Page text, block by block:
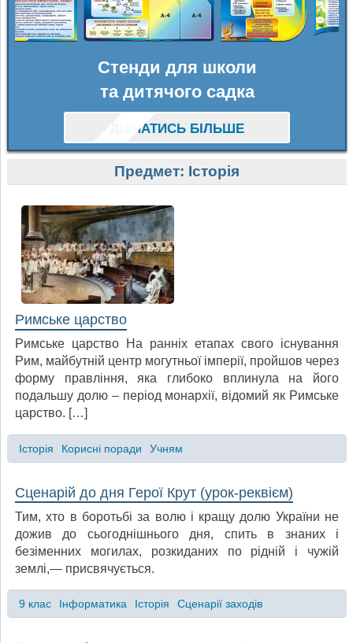
Стенди для школи
та дитячого садка
ДІЗНАТИСЬ БІЛЬШЕ
Предмет: Історія
Римське царство
Римське царство На ранніх етапах свого існування
Рим, майбутній центр могутньої імперії, пройшов через
форму правління, яка глибоко вплинула на його
подальшу долю – період монархії, відомий як Римське
царство. […]
Історія Корисні поради Учням
Сценарій до дня Герої Крут (урок-реквієм)
Тим, хто в боротьбі за волю і кращу долю України не
дожив до сьогоднішнього дня, спить в знаних і
безіменних могилах, розкиданих по рідній і чужій
землі,— присвячується.
9 клас Інформатика Історія Сценарії заходів